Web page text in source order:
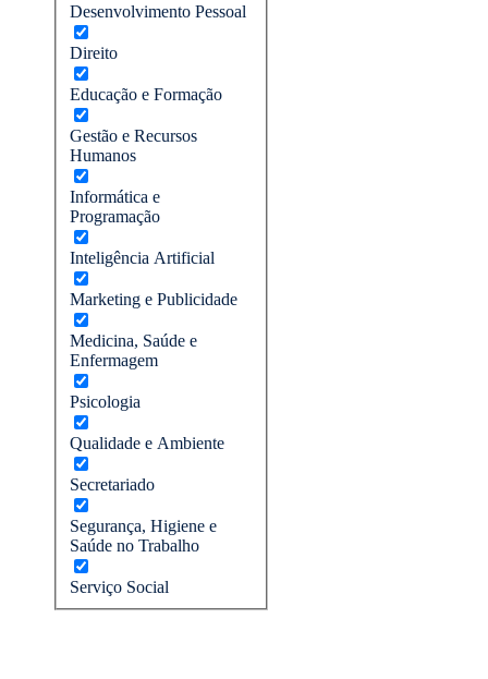
Desenvolvimento Pessoal
Direito
Educação e Formação
Gestão e Recursos
Humanos
Informática e
Programação
Inteligência Artificial
Marketing e Publicidade
Medicina, Saúde e
Enfermagem
Psicologia
Qualidade e Ambiente
Secretariado
Segurança, Higiene e
Saúde no Trabalho
Serviço Social